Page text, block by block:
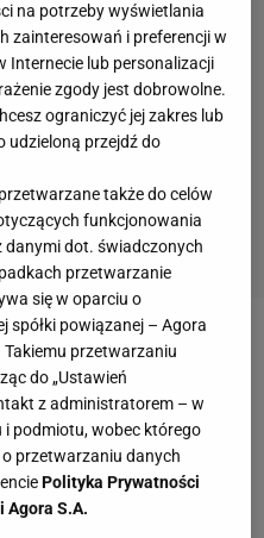
w czerwcu 2021
Argentyńczyk
Dama, zdaniem
w kwietniu. 32-latek
Na swoim koncie ma
Problem w tym, że
na potrzeby wyświetlania
zainteresowań i preferencji w
Internecie lub personalizacji
zgody jest dobrowolne.
ograniczyć jej zakres lub
udzieloną przejdź do
także do celów
funkcjonowania
danymi dot. świadczonych
przetwarzanie
się w oparciu o
spółki powiązanej – Agora
przetwarzaniu
do „Ustawień
z administratorem – w
i podmiotu, wobec którego
przetwarzaniu danych
Polityka Prywatności
Agora S.A.